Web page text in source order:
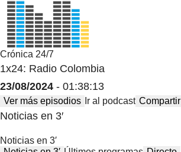
Crónica 24/7
1x24: Radio Colombia
23/08/2024 - 01:38:13
Ver más episodios Ir al podcast Compartir
Noticias en 3′
Noticias en 3′